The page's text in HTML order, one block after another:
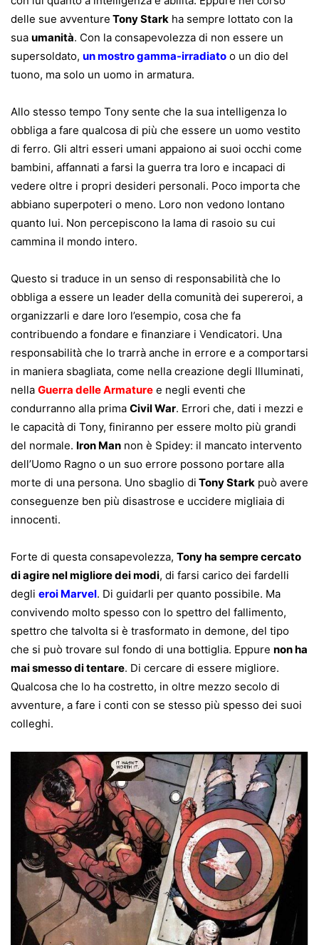
delle sue avventure Tony Stark ha sempre lottato con la
sua umanità. Con la consapevolezza di non essere un
supersoldato, un mostro gamma-irradiato o un dio del
tuono, ma solo un uomo in armatura.
Allo stesso tempo Tony sente che la sua intelligenza lo
obbliga a fare qualcosa di più che essere un uomo vestito
di ferro. Gli altri esseri umani appaiono ai suoi occhi come
bambini, affannati a farsi la guerra tra loro e incapaci di
vedere oltre i propri desideri personali. Poco importa che
abbiano superpoteri o meno. Loro non vedono lontano
quanto lui. Non percepiscono la lama di rasoio su cui
cammina il mondo intero.
Questo si traduce in un senso di responsabilità che lo
obbliga a essere un leader della comunità dei supereroi, a
organizzarli e dare loro l’esempio, cosa che fa
contribuendo a fondare e finanziare i Vendicatori. Una
responsabilità che lo trarrà anche in errore e a comportarsi
in maniera sbagliata, come nella creazione degli Illuminati,
nella Guerra delle Armature e negli eventi che
condurranno alla prima Civil War. Errori che, dati i mezzi e
le capacità di Tony, finiranno per essere molto più grandi
del normale. Iron Man non è Spidey: il mancato intervento
dell’Uomo Ragno o un suo errore possono portare alla
morte di una persona. Uno sbaglio di Tony Stark può avere
conseguenze ben più disastrose e uccidere migliaia di
innocenti.
Forte di questa consapevolezza, Tony ha sempre cercato
di agire nel migliore dei modi, di farsi carico dei fardelli
degli eroi Marvel. Di guidarli per quanto possibile. Ma
convivendo molto spesso con lo spettro del fallimento,
spettro che talvolta si è trasformato in demone, del tipo
che si può trovare sul fondo di una bottiglia. Eppure non ha
mai smesso di tentare. Di cercare di essere migliore.
Qualcosa che lo ha costretto, in oltre mezzo secolo di
avventure, a fare i conti con se stesso più spesso dei suoi
colleghi.